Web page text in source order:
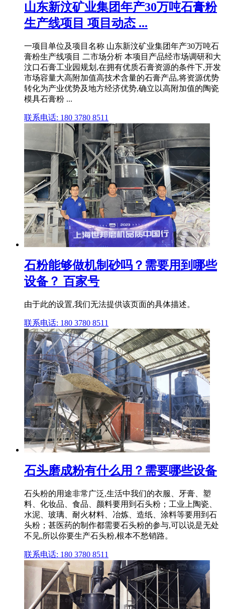
山东新汶矿业集团年产30万吨石膏粉
生产线项目 项目动态 ...
一项目单位及项目名称 山东新汶矿业集团年产30万吨石
膏粉生产线项目 二市场分析 本项目产品经市场调研和大
汶口石膏工业园规划,在拥有优质石膏资源的条件下,开发
市场容量大高附加值高技术含量的石膏产品,将资源优势
转化为产业优势及地方经济优势,确立以高附加值的陶瓷
模具石膏粉 ...
联系电话: 180 3780 8511
石粉能够做机制砂吗？需要用到哪些
设备？ 百家号
由于此的设置,我们无法提供该页面的具体描述。
联系电话: 180 3780 8511
石头磨成粉有什么用？需要哪些设备
石头粉的用途非常广泛,生活中我们的衣服、牙膏、塑
料、化妆品、食品、颜料要用到石头粉；工业上陶瓷、
水泥、玻璃、耐火材料、冶炼、造纸、涂料等要用到石
头粉；甚医药的制作都需要石头粉的参与,可以说是无处
不见,所以你要生产石头粉,根本不愁销路。
联系电话: 180 3780 8511